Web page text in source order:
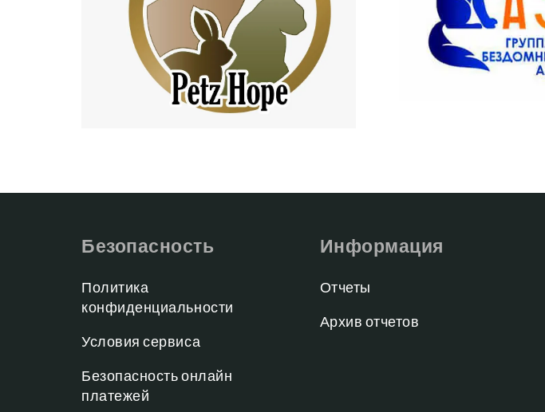
Безопасность
Политика
конфиденциальности
Условия сервиса
Безопасность онлайн
платежей
Информация
Отчеты
Архив отчетов